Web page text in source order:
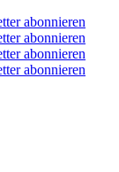
abonnieren
abonnieren
abonnieren
abonnieren